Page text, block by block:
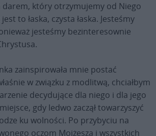
który otrzymujemy od Niego
to łaska, czysta łaska. Jesteśmy
jesteśmy bezinteresownie
zainspirowała mnie postać
w związku z modlitwą, chciałbym
decydujące dla niego i dla jego
gdy ledwo zaczął towarzyszyć
ku wolności. Po przybyciu na
oczom Mojżesza i wszystkich